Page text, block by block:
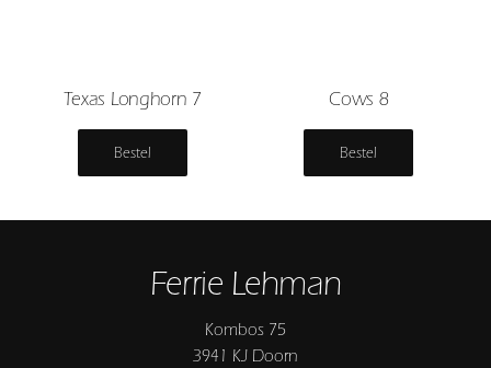
Texas Longhorn 7
Bestel
Cows 8
Bestel
Ferrie Lehman
Kombos 75
3941 KJ Doorn